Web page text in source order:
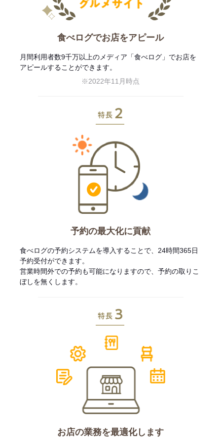
食べログでお店をアピール
月間利用者数9千万以上のメディア「食べログ」でお店を
アピールすることができます。
※2022年11月時点
予約の最大化に貢献
食べログの予約システムを導入することで、24時間365日
予約受付ができます。
営業時間外での予約も可能になりますので、予約の取りこ
ぼしを無くします。
お店の業務を最適化します